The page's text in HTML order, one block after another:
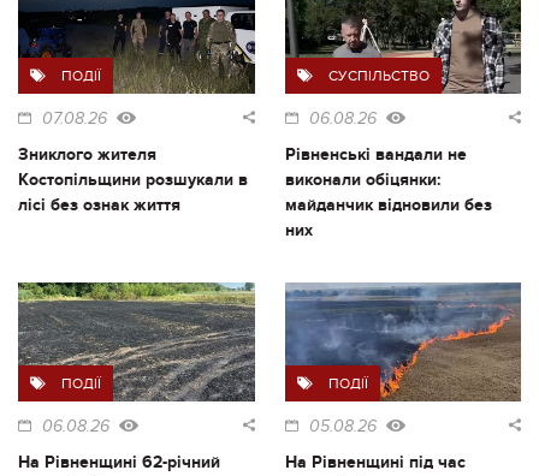
ПОДІЇ
07.08.26
Зниклого жителя
Костопільщини розшукали в
лісі без ознак життя
СУСПІЛЬСТВО
06.08.26
Рівненські вандали не
виконали обіцянки:
майданчик відновили без
них
ПОДІЇ
06.08.26
На Рівненщині 62-річний
ПОДІЇ
05.08.26
На Рівненщині під час